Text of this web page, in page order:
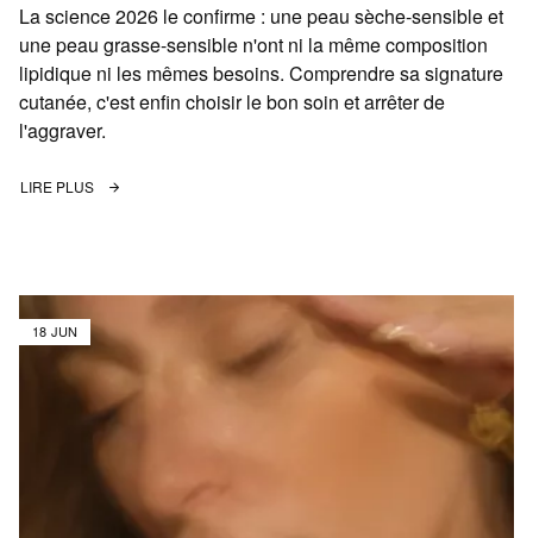
La science 2026 le confirme : une peau sèche-sensible et
une peau grasse-sensible n'ont ni la même composition
lipidique ni les mêmes besoins. Comprendre sa signature
cutanée, c'est enfin choisir le bon soin et arrêter de
l'aggraver.
LIRE PLUS
18 JUN